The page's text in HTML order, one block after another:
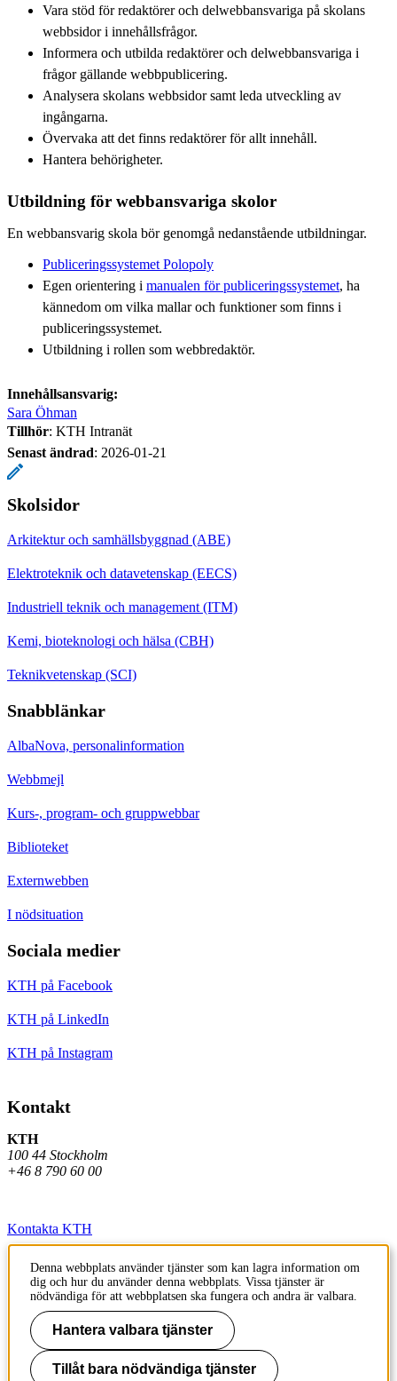
Vara stöd för redaktörer och delwebbansvariga på skolans
webbsidor i innehållsfrågor.
Informera och utbilda redaktörer och delwebbansvariga i
frågor gällande webbpublicering.
Analysera skolans webbsidor samt leda utveckling av
ingångarna.
Övervaka att det finns redaktörer för allt innehåll.
Hantera behörigheter.
Utbildning för webbansvariga skolor
En webbansvarig skola bör genomgå nedanstående utbildningar.
Publiceringssystemet Polopoly
Egen orientering i manualen för publiceringssystemet, ha
kännedom om vilka mallar och funktioner som finns i
publiceringssystemet.
Utbildning i rollen som webbredaktör.
Innehållsansvarig:
Sara Öhman
Tillhör: KTH Intranät
Senast ändrad: 2026-01-21
Skolsidor
Arkitektur och samhällsbyggnad (ABE)
Elektroteknik och datavetenskap (EECS)
Industriell teknik och management (ITM)
Kemi, bioteknologi och hälsa (CBH)
Teknikvetenskap (SCI)
Snabblänkar
AlbaNova, personalinformation
Webbmejl
Kurs-, program- och gruppwebbar
Biblioteket
Externwebben
I nödsituation
Sociala medier
KTH på Facebook
KTH på LinkedIn
KTH på Instagram
Kontakt
KTH
100 44 Stockholm
+46 8 790 60 00
Kontakta KTH
Jobba på KTH
Press och media
Faktura och betalning KTH
Om KTH:s webbplatser
Denna webbplats använder tjänster som kan lagra information om
dig och hur du använder denna webbplats. Vissa tjänster är
nödvändiga för att webbplatsen ska fungera och andra är valbara.
Hantera valbara tjänster
Tillåt bara nödvändiga tjänster